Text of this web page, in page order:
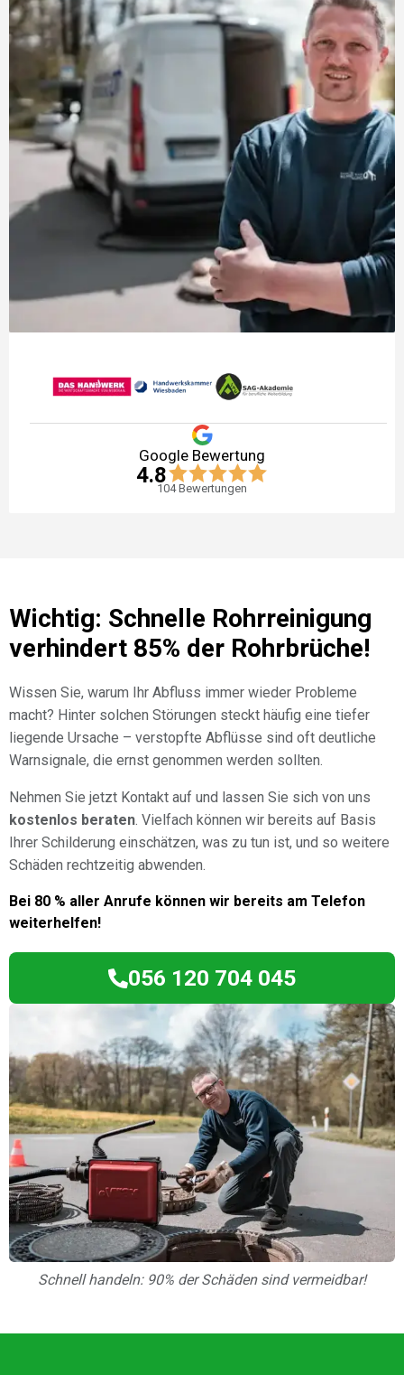
Google Bewertung
4.8
104Bewertungen
Schnell handeln: 90% der Schäden sind vermeidbar!
Wichtig: Schnelle Rohrreinigung
verhindert 85% der Rohrbrüche!
Wissen Sie, warum Ihr Abfluss immer wieder Probleme
macht? Hinter solchen Störungen steckt häufig eine tiefer
liegende Ursache – verstopfte Abflüsse sind oft deutliche
Warnsignale, die ernst genommen werden sollten.
Nehmen Sie jetzt Kontakt auf und lassen Sie sich von uns
kostenlos beraten. Vielfach können wir bereits auf Basis
Ihrer Schilderung einschätzen, was zu tun ist, und so weitere
Schäden rechtzeitig abwenden.
Bei 80 % aller Anrufe können wir bereits am Telefon
weiterhelfen!
056 120 704 045